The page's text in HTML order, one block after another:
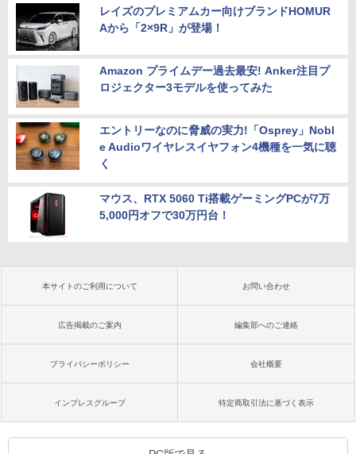
レイズのプレミアムカー向けブランドHOMUR
Aから「2×9R」が登場！
Amazon プライムデー過去最安! Anker注目プ
ロジェクター3モデルを使ってみた
エントリーなのに脅威の実力!「Osprey」Nobl
e Audioワイヤレスイヤフォン4機種を一気に聴
く
マウス、RTX 5060 Ti搭載ゲーミングPCが7万
5,000円オフで30万円台！
本サイトのご利用について お問い合わせ
広告掲載のご案内 編集部へのご連絡
プライバシーポリシー 会社概要
インプレスグループ 特定商取引法に基づく表示